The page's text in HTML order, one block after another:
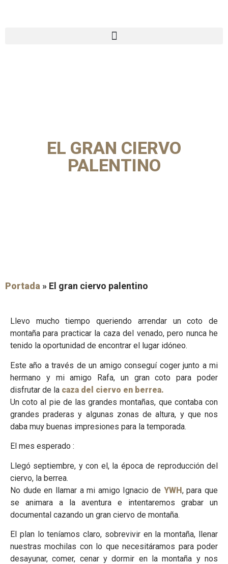
EL GRAN CIERVO
PALENTINO
Portada » El gran ciervo palentino
Llevo mucho tiempo queriendo arrendar un coto de
montaña para practicar la caza del venado, pero nunca he
tenido la oportunidad de encontrar el lugar idóneo.
Este año a través de un amigo conseguí coger junto a mi
hermano y mi amigo Rafa, un gran coto para poder
disfrutar de la caza del ciervo en berrea.
Un coto al pie de las grandes montañas, que contaba con
grandes praderas y algunas zonas de altura, y que nos
daba muy buenas impresiones para la temporada.
El mes esperado :
Llegó septiembre, y con el, la época de reproducción del
ciervo, la berrea.
No dude en llamar a mi amigo Ignacio de YWH, para que
se animara a la aventura e intentaremos grabar un
documental cazando un gran ciervo de montaña.
El plan lo teníamos claro, sobrevivir en la montaña, llenar
nuestras mochilas con lo que necesitáramos para poder
desayunar, comer, cenar y dormir en la montaña y nos